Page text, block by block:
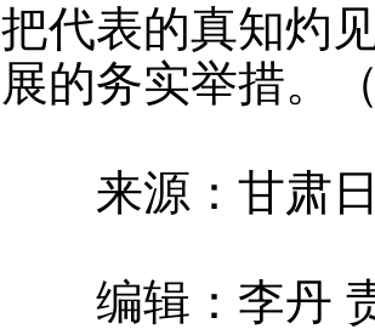
把代表的真知灼
展的务实举措。
来源：甘肃日
编辑：李丹 责